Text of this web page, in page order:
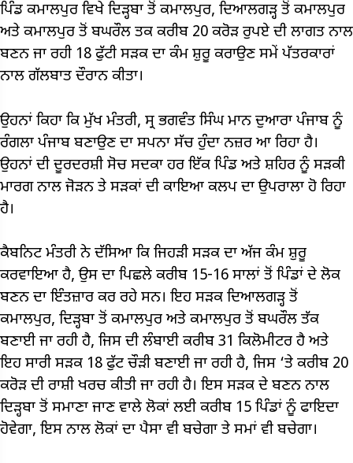
ਪਿੰਡ ਕਮਾਲਪੁਰ ਵਿਖੇ ਦਿੜ੍ਹਬਾ ਤੋਂ ਕਮਾਲਪੁਰ, ਦਿਆਲਗੜ੍ਹ ਤੋਂ ਕਮਾਲਪੁਰ
ਅਤੇ ਕਮਾਲਪੁਰ ਤੋਂ ਬਘਰੌਲ ਤਕ ਕਰੀਬ 20 ਕਰੋੜ ਰੁਪਏ ਦੀ ਲਾਗਤ ਨਾਲ
ਬਣਨ ਜਾ ਰਹੀ 18 ਫੁੱਟੀ ਸੜਕ ਦਾ ਕੰਮ ਸ਼ੁਰੂ ਕਰਾਉਣ ਸਮੇਂ ਪੱਤਰਕਾਰਾਂ
ਨਾਲ ਗੱਲਬਾਤ ਦੌਰਾਨ ਕੀਤਾ।
ਉਹਨਾਂ ਕਿਹਾ ਕਿ ਮੁੱਖ ਮੰਤਰੀ, ਸ੍ਰ ਭਗਵੰਤ ਸਿੰਘ ਮਾਨ ਦੁਆਰਾ ਪੰਜਾਬ ਨੂੰ
ਰੰਗਲਾ ਪੰਜਾਬ ਬਣਾਉਣ ਦਾ ਸਪਨਾ ਸੱਚ ਹੁੰਦਾ ਨਜ਼ਰ ਆ ਰਿਹਾ ਹੈ।
ਉਹਨਾਂ ਦੀ ਦੂਰਦਰਸ਼ੀ ਸੋਚ ਸਦਕਾ ਹਰ ਇੱਕ ਪਿੰਡ ਅਤੇ ਸ਼ਹਿਰ ਨੂੰ ਸੜਕੀ
ਮਾਰਗ ਨਾਲ ਜੋੜਨ ਤੇ ਸੜਕਾਂ ਦੀ ਕਾਇਆ ਕਲਪ ਦਾ ਉਪਰਾਲਾ ਹੋ ਰਿਹਾ
ਹੈ।
ਕੈਬਨਿਟ ਮੰਤਰੀ ਨੇ ਦੱਸਿਆ ਕਿ ਜਿਹੜੀ ਸੜਕ ਦਾ ਅੱਜ ਕੰਮ ਸ਼ੁਰੂ
ਕਰਵਾਇਆ ਹੈ, ਉਸ ਦਾ ਪਿਛਲੇ ਕਰੀਬ 15-16 ਸਾਲਾਂ ਤੋਂ ਪਿੰਡਾਂ ਦੇ ਲੋਕ
ਬਣਨ ਦਾ ਇੰਤਜ਼ਾਰ ਕਰ ਰਹੇ ਸਨ। ਇਹ ਸੜਕ ਦਿਆਲਗੜ੍ਹ ਤੋਂ
ਕਮਾਲਪੁਰ, ਦਿੜ੍ਹਬਾ ਤੋਂ ਕਮਾਲਪੁਰ ਅਤੇ ਕਮਾਲਪੁਰ ਤੋਂ ਬਘਰੌਲ ਤੱਕ
ਬਣਾਈ ਜਾ ਰਹੀ ਹੈ, ਜਿਸ ਦੀ ਲੰਬਾਈ ਕਰੀਬ 31 ਕਿਲੋਮੀਟਰ ਹੈ ਅਤੇ
ਇਹ ਸਾਰੀ ਸੜਕ 18 ਫੁੱਟ ਚੌੜੀ ਬਣਾਈ ਜਾ ਰਹੀ ਹੈ, ਜਿਸ ‘ਤੇ ਕਰੀਬ 20
ਕਰੋੜ ਦੀ ਰਾਸ਼ੀ ਖਰਚ ਕੀਤੀ ਜਾ ਰਹੀ ਹੈ। ਇਸ ਸੜਕ ਦੇ ਬਣਨ ਨਾਲ
ਦਿੜ੍ਹਬਾ ਤੋਂ ਸਮਾਣਾ ਜਾਣ ਵਾਲੇ ਲੋਕਾਂ ਲਈ ਕਰੀਬ 15 ਪਿੰਡਾਂ ਨੂੰ ਫਾਇਦਾ
ਹੋਵੇਗਾ, ਇਸ ਨਾਲ ਲੋਕਾਂ ਦਾ ਪੈਸਾ ਵੀ ਬਚੇਗਾ ਤੇ ਸਮਾਂ ਵੀ ਬਚੇਗਾ।